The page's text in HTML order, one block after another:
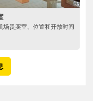
贵宾室、位置和开放时间